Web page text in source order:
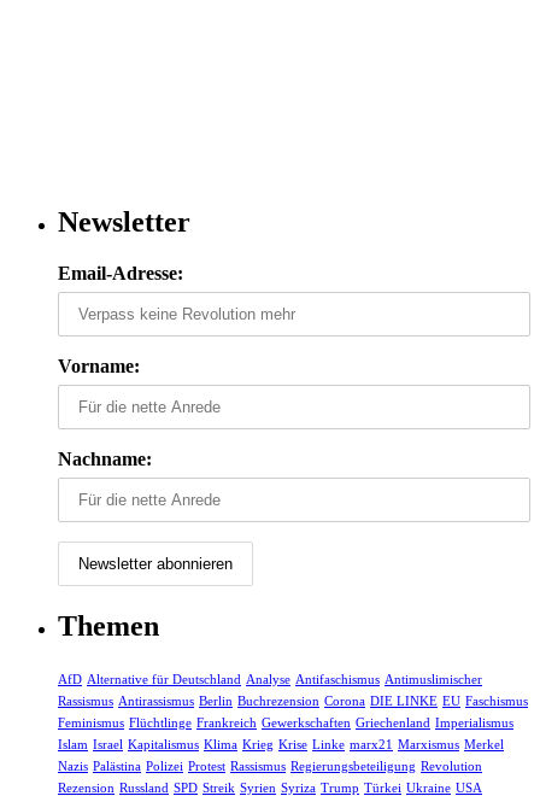
Newsletter
Email-Adresse:
Vorname:
Nachname:
Themen
AfD Alternative für Deutschland Analyse Antifaschismus Antimuslimischer
Rassismus Antirassismus Berlin Buchrezension Corona DIE LINKE EU Faschismus
Feminismus Flüchtlinge Frankreich Gewerkschaften Griechenland Imperialismus
Islam Israel Kapitalismus Klima Krieg Krise Linke marx21 Marxismus Merkel
Nazis Palästina Polizei Protest Rassismus Regierungsbeteiligung Revolution
Rezension Russland SPD Streik Syrien Syriza Trump Türkei Ukraine USA